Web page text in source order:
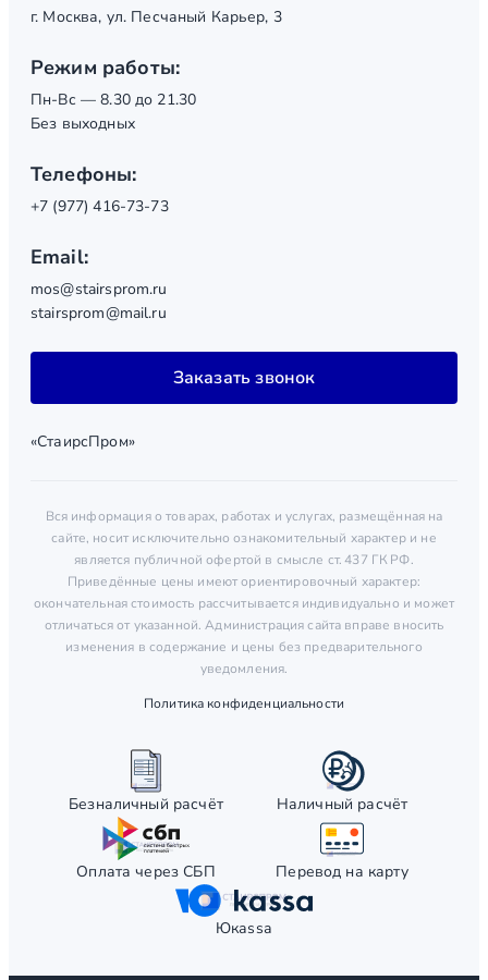
г. Москва, ул. Песчаный Карьер, 3
Режим работы:
Пн-Вс — 8.30 до 21.30
Без выходных
Телефоны:
+7 (977) 416-73-73
Email:
mos@stairsprom.ru
stairsprom@mail.ru
Заказать звонок
«СтаирсПром»
Вся информация о товарах, работах и услугах, размещённая на
сайте, носит исключительно ознакомительный характер и не
является публичной офертой в смысле ст. 437 ГК РФ.
Приведённые цены имеют ориентировочный характер:
окончательная стоимость рассчитывается индивидуально и может
отличаться от указанной. Администрация сайта вправе вносить
изменения в содержание и цены без предварительного
уведомления.
Политика конфиденциальности
Безналичный расчёт Наличный расчёт
Оплата через СБП Перевод на карту
Юкаssа